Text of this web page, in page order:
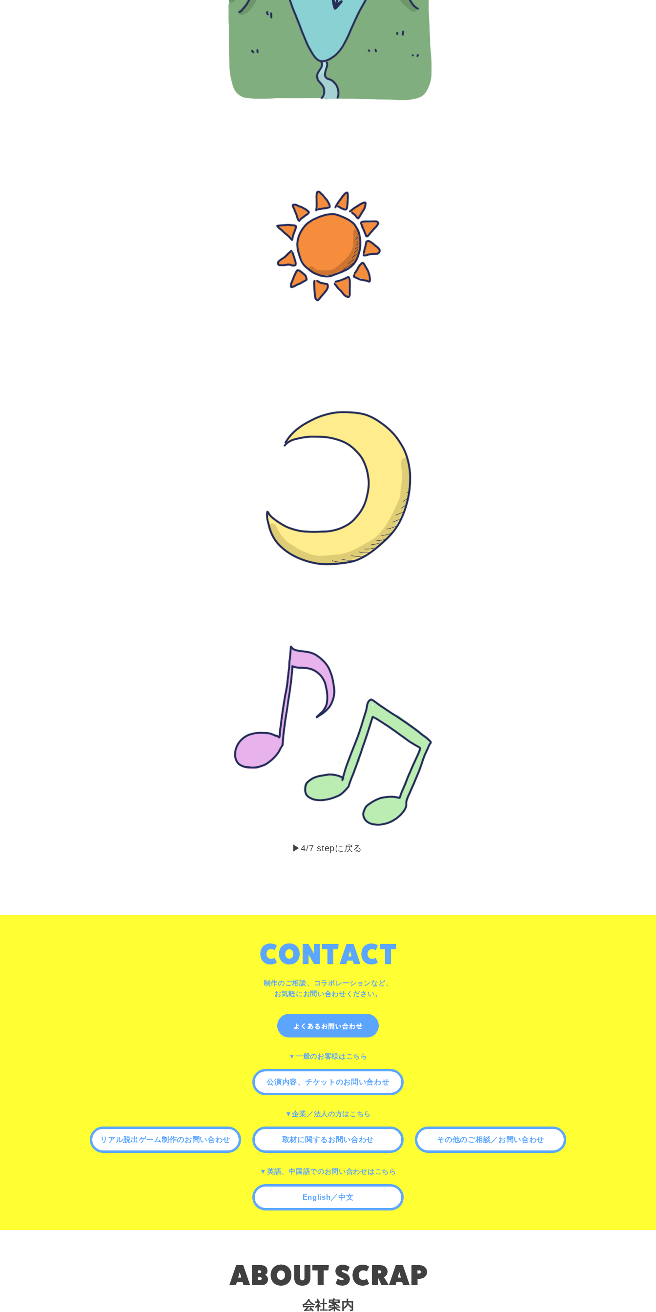
▶︎4/7 stepに戻る
制作のご相談、コラボレーションなど、
お気軽にお問い合わせください。
▼一般のお客様はこちら
公演内容、チケットのお問い合わせ
▼企業／法人の方はこちら
リアル脱出ゲーム制作のお問い合わせ 取材に関するお問い合わせ その他のご相談／お問い合わせ
▼英語、中国語でのお問い合わせはこちら
English／中文
会社案内